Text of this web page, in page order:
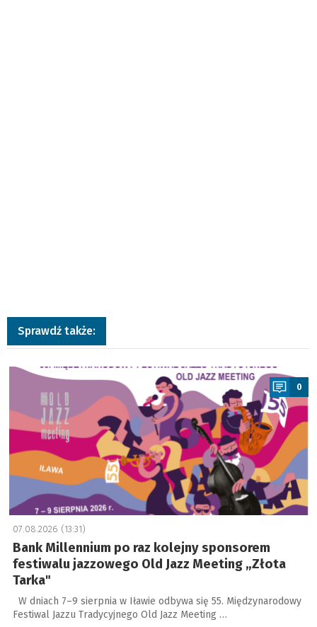
Sprawdź także:
a
0
07.08.2026 (13:31)
Bank Millennium po raz kolejny sponsorem
festiwalu jazzowego Old Jazz Meeting „Złota
Tarka"
W dniach 7–9 sierpnia w Iławie odbywa się 55. Międzynarodowy
Festiwal Jazzu Tradycyjnego Old Jazz Meeting …